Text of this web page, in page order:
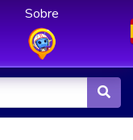
Sobre